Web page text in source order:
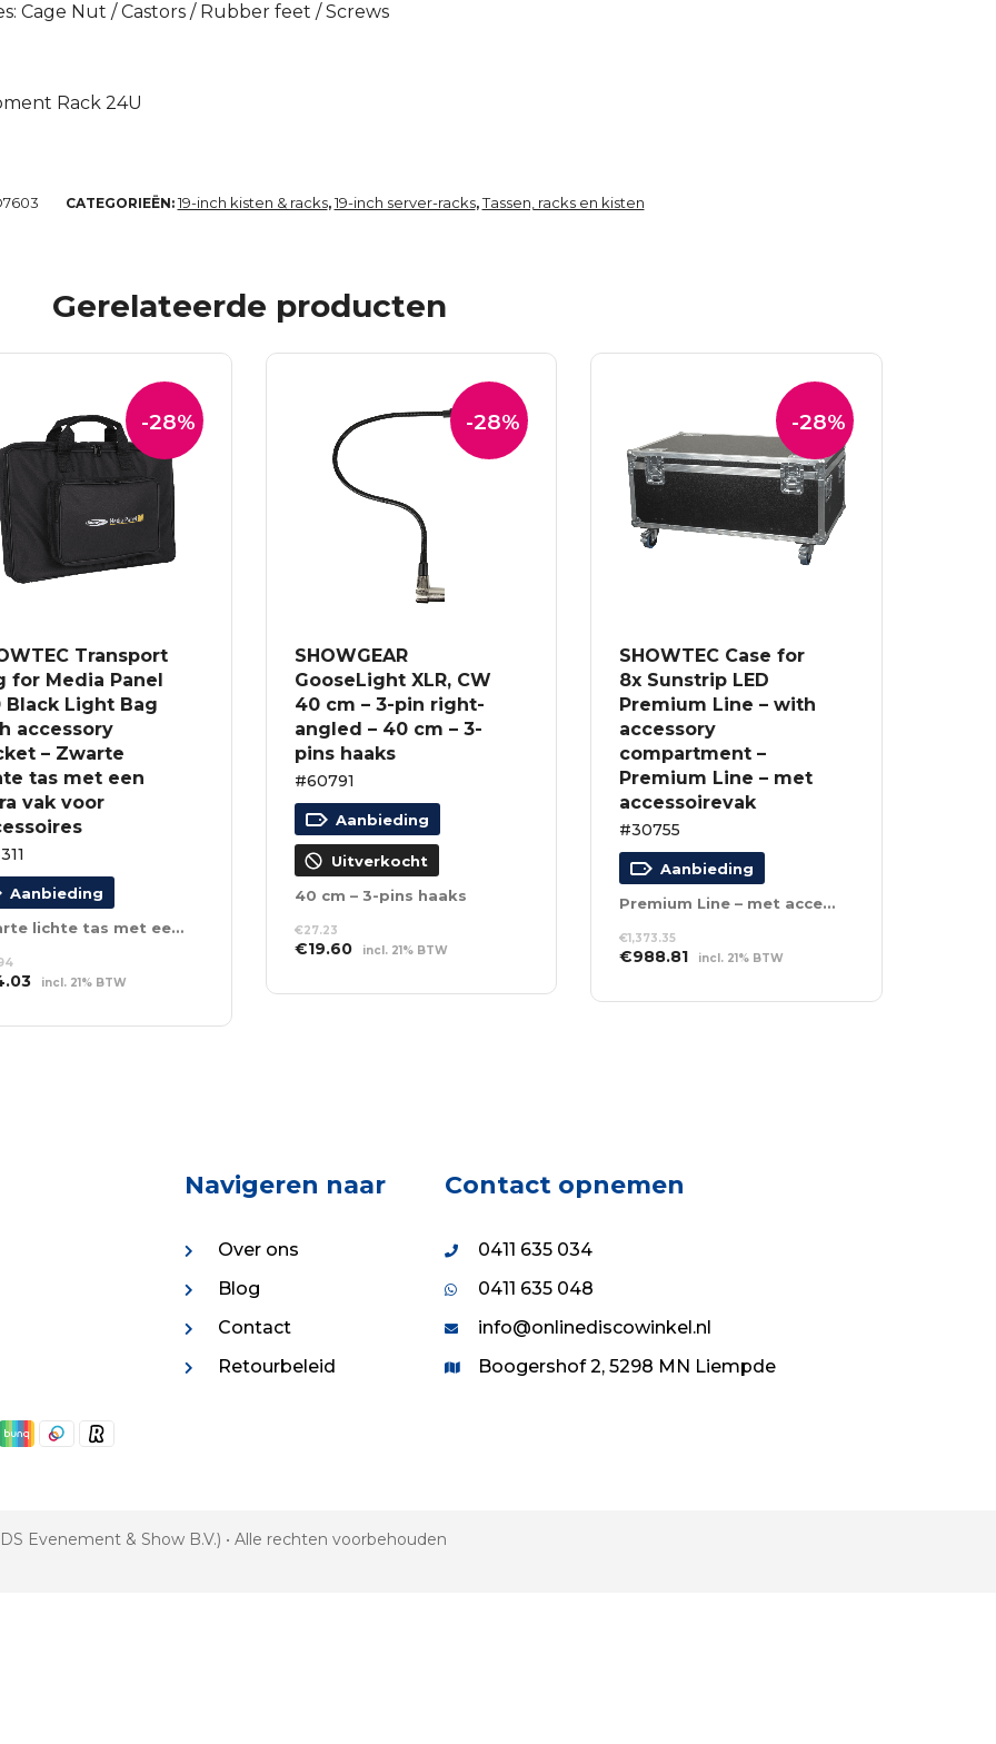
Cage Nut / Castors / Rubber feet / Screws
Rack 24U
CATEGORIEËN: 19-inch kisten & racks, 19-inch server-racks,Tassen, racks en kisten
Gerelateerde producten
-28%
Transport
for Media Panel
Black Light Bag
accessory
– Zwarte
tas met een
vak voor
Aanbieding
Zwarte lichte tas met een extra vak voor accessoires
Huidige
is:
incl. 21% BTW
-28%
SHOWGEAR
GooseLight XLR, CW
40 cm – 3-pin right-
angled – 40 cm – 3-
pins haaks
#60791
Aanbieding
Uitverkocht
40 cm – 3-pins haaks
€27.23
Oorspronkelijke
was:
€19.60Huidige
is:
incl. 21% BTW
-28%
SHOWTEC Case for
8x Sunstrip LED
Premium Line – with
accessory
compartment –
Premium Line – met
accessoirevak
#30755
Aanbieding
Premium Line – met accessoirevak
€1,373.35
Oorspronkelijke
was:
€988.81Huidige
is:
incl. 21% BTW
WINKELWAGEN
Navigeren naar
Over ons
Blog
Contact
Retourbeleid
Contact opnemen
0411 635 034
0411 635 048
info@onlinediscowinkel.nl
Boogershof 2, 5298 MN Liempde
Evenement & Show B.V.) • Alle rechten voorbehouden